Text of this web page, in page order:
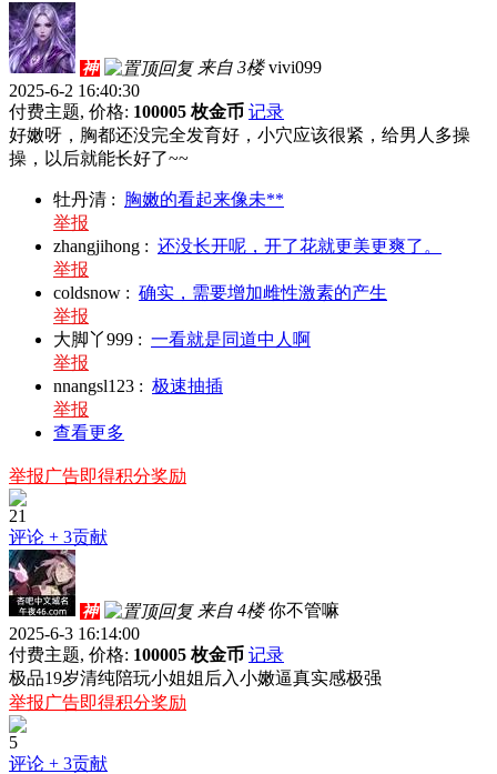
神 来自 3楼 vivi099
2025-6-2 16:40:30
付费主题, 价格: 100005 枚金币 记录
好嫩呀，胸都还没完全发育好，小穴应该很紧，给男人多操
操，以后就能长好了~~
牡丹清 : 胸嫩的看起来像未**
举报
zhangjihong : 还没长开呢，开了花就更美更爽了。
举报
coldsnow : 确实，需要增加雌性激素的产生
举报
大脚丫999 : 一看就是同道中人啊
举报
nnangsl123 : 极速抽插
举报
查看更多
举报广告即得积分奖励
21
评论 + 3贡献
神 来自 4楼 你不管嘛
2025-6-3 16:14:00
付费主题, 价格: 100005 枚金币 记录
极品19岁清纯陪玩小姐姐后入小嫩逼真实感极强
举报广告即得积分奖励
5
评论 + 3贡献